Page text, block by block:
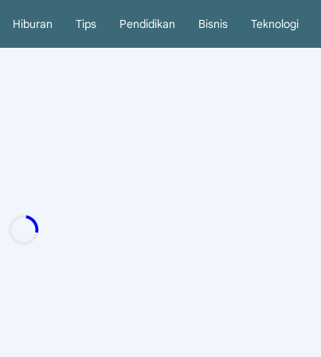
Hiburan Tips Pendidikan Bisnis Teknologi